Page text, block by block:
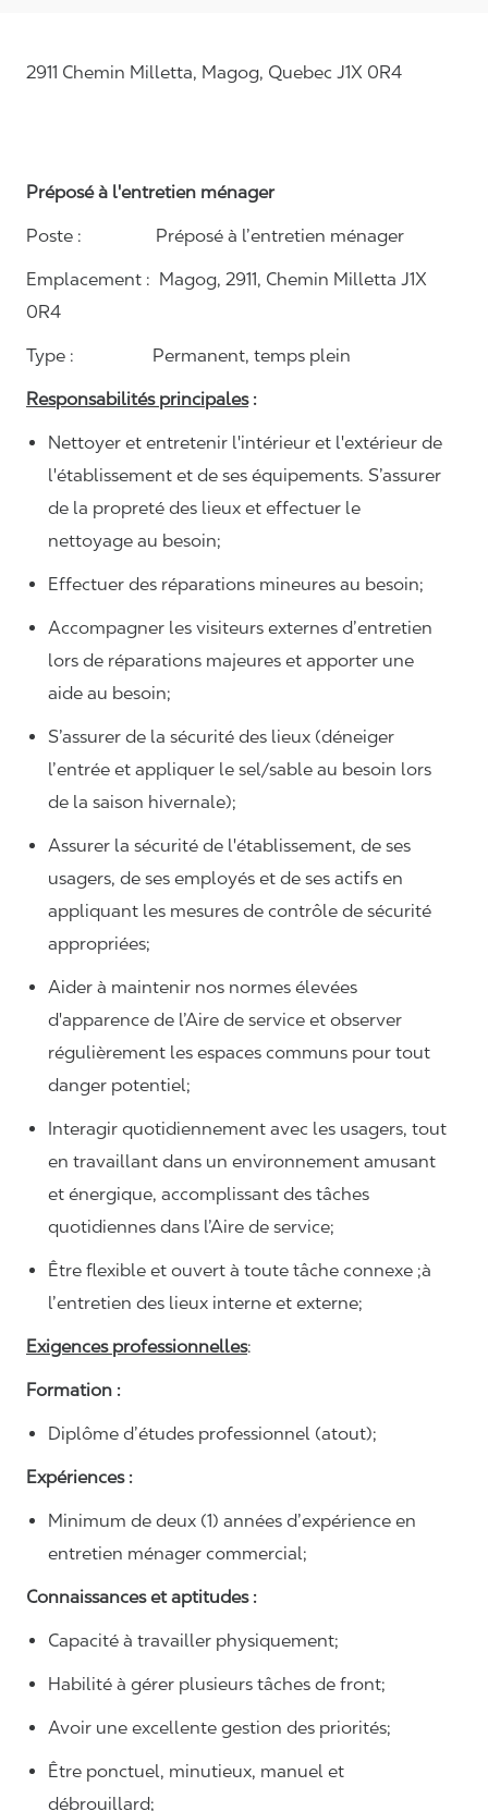
2911 Chemin Milletta, Magog, Quebec J1X 0R4
Préposé à l'entretien ménager
Poste : Préposé à l’entretien ménager
Emplacement : Magog, 2911, Chemin Milletta J1X
0R4
Type : Permanent, temps plein
Responsabilités principales:
Nettoyer et entretenir l'intérieur et l'extérieur de
l'établissement et de ses équipements. S’assurer
de la propreté des lieux et effectuer le
nettoyage au besoin;
Effectuer des réparations mineures au besoin;
Accompagner les visiteurs externes d’entretien
lors de réparations majeures et apporter une
aide au besoin;
S’assurer de la sécurité des lieux (déneiger
l’entrée et appliquer le sel/sable au besoin lors
de la saison hivernale);
Assurer la sécurité de l'établissement, de ses
usagers, de ses employés et de ses actifs en
appliquant les mesures de contrôle de sécurité
appropriées;
Aider à maintenir nos normes élevées
d'apparence de l’Aire de service et observer
régulièrement les espaces communs pour tout
danger potentiel;
Interagir quotidiennement avec les usagers, tout
en travaillant dans un environnement amusant
et énergique, accomplissant des tâches
quotidiennes dans l’Aire de service;
Être flexible et ouvert à toute tâche connexe ;à
l’entretien des lieux interne et externe;
Exigences professionnelles:
Formation :
Diplôme d’études professionnel (atout);
Expériences :
Minimum de deux (1) années d’expérience en
entretien ménager commercial;
Connaissances et aptitudes :
Capacité à travailler physiquement;
Habilité à gérer plusieurs tâches de front;
Avoir une excellente gestion des priorités;
Être ponctuel, minutieux, manuel et
débrouillard;